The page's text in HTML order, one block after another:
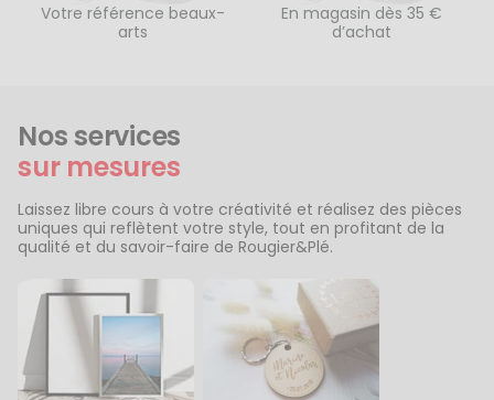
Votre référence beaux-
arts
En magasin dès 35 €
d’achat
Nos services
sur mesures
Laissez libre cours à votre créativité et réalisez des pièces
uniques qui reflètent votre style, tout en profitant de la
qualité et du savoir-faire de Rougier&Plé.